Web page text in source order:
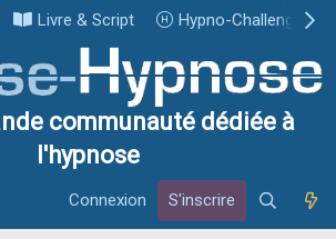
Livre & Script Hypno-Challenge
communauté dédiée à
l'hypnose
Connexion S'inscrire